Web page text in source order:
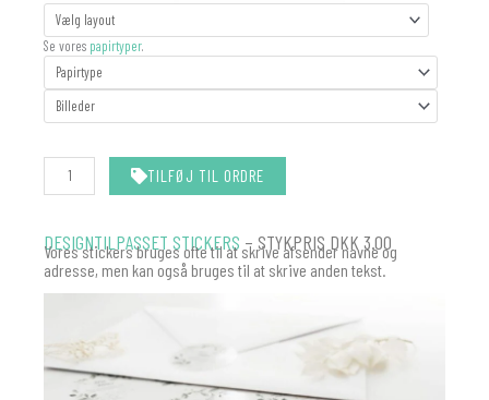
Se vores papirtyper.
FOTOSTRIBE
BRYLLUP
antal
TILFØJ TIL ORDRE
DESIGNTILPASSET STICKERS – STYKPRIS DKK 3.00
Vores stickers bruges ofte til at skrive afsender navne og
adresse, men kan også bruges til at skrive anden tekst.